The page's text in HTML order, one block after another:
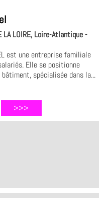
LA LOIRE, Loire-Atlantique -
est une entreprise familiale
Elle se positionne
spécialisée dans la...